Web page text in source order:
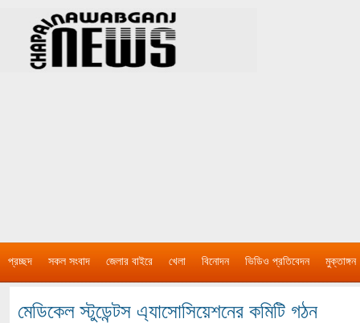
প্রচ্ছদ সকল সংবাদ জেলার বাইরে খেলা বিনোদন ভিডিও প্রতিবেদন মুক্তাঙ্গন
মেডিকেল স্টুডেন্টস এ্যাসোসিয়েশনের কমিটি গঠন